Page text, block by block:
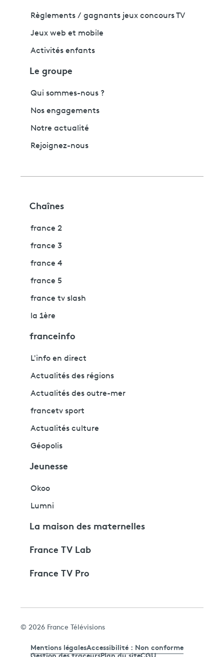
Règlements / gagnants jeux concours TV
Jeux web et mobile
Activités enfants
Le groupe
Qui sommes-nous ?
Nos engagements
Notre actualité
Rejoignez-nous
Chaînes
france 2
france 3
france 4
france 5
france tv slash
la 1ère
franceinfo
L'info en direct
Actualités des régions
Actualités des outre-mer
francetv sport
Actualités culture
Géopolis
Jeunesse
Okoo
Lumni
La maison des maternelles
France TV Lab
France TV Pro
© 2026 France Télévisions
Mentions légalesAccessibilité : Non conforme